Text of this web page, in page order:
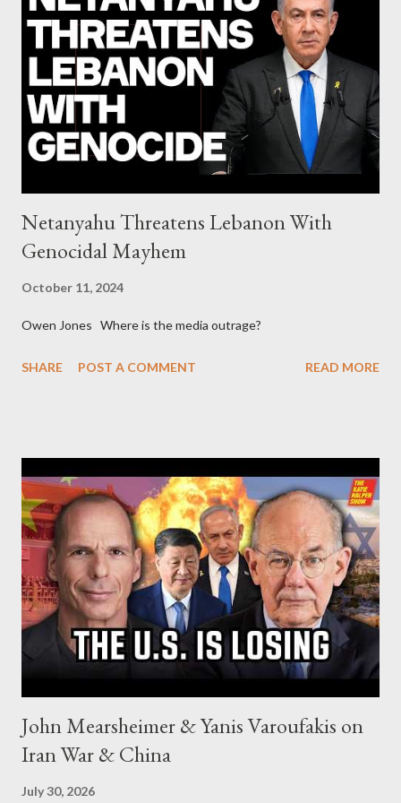
continuously rising political triplet proves that Socialism unites
generations The idiotic circus of terror leads us to the final
collapse WikiLeaks paper reveals Ecuadorian private business
elites declared war on Rafael Correa right after his election and
asked for US support Ho...
Netanyahu Threatens Lebanon With
Genocidal Mayhem
October 11, 2024
Owen Jones Where is the media outrage?
SHARE POST A COMMENT READ MORE
John Mearsheimer & Yanis Varoufakis on
Iran War & China
July 30, 2026